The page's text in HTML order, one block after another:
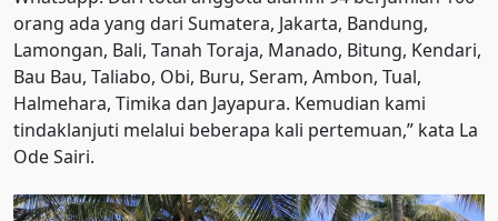
orang ada yang dari Sumatera, Jakarta, Bandung,
Lamongan, Bali, Tanah Toraja, Manado, Bitung, Kendari,
Bau Bau, Taliabo, Obi, Buru, Seram, Ambon, Tual,
Halmehara, Timika dan Jayapura. Kemudian kami
tindaklanjuti melalui beberapa kali pertemuan,” kata La
Ode Sairi.